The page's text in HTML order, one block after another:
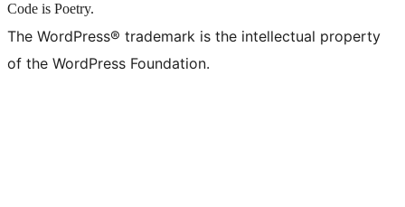
Code is Poetry.
The WordPress® trademark is the intellectual property
of the WordPress Foundation.